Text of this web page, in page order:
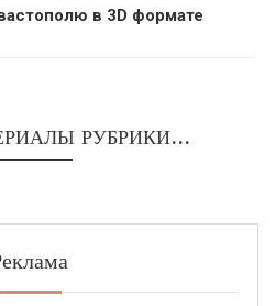
в 3D формате
РУБРИКИ...